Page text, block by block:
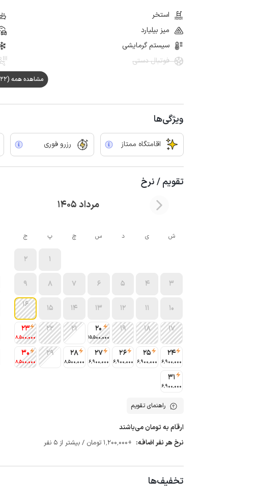
استخر
میز بیلیارد
سیستم گرمایشی
فوتبال دستی
مشاهده همه (22 گزینه)
ویژگی‌ها
اقامتگاه ممتاز رزرو فوری
تقویم / نرخ
مرداد 1405
ش ی د س چ پ ج
1
2
3
4
5
6
7
8
9
10
11
12
13
14
15
16
17
18
19
20
15٬500٬000
21
22
23
8٬500٬000
24
6٬900٬000
25
6٬900٬000
26
6٬900٬000
27
6٬900٬000
28
8٬500٬000
29
30
8٬500٬000
31
6٬900٬000
راهنمای تقویم
ارقام به تومان می‌باشند
نرخ هر نفر اضافه: +1٬200٬000 تومان / بیشتر از 5 نفر
تخفیف‌ها